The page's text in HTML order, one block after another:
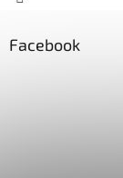
Facebook